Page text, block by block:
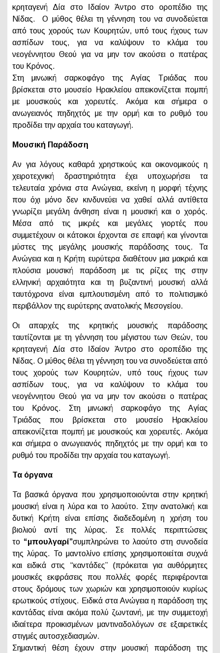
κρηταγενή Δία στο Ιδαίον Άντρο στο οροπέδιο της
Νίδας. Ο μύθος θέλει τη γέννηση του να συνοδεύεται
από τους χορούς των Κουρητών, υπό τους ήχους των
ασπίδων τους, για να καλύψουν το κλάμα του
νεογέννητου Θεού για να μην τον ακούσει ο πατέρας
του Κρόνος.
Στη μινωική σαρκοφάγο της Αγίας Τριάδας που
βρίσκεται στο μουσείο Ηρακλείου απεικονίζεται πομπή
με μουσικούς και χορευτές. Ακόμα και σήμερα ο
ανωγειανός πηδηχτός με την ορμή και το ρυθμό του
προδίδει την αρχαία του καταγωγή.
Μουσική Παράδοση
Αν για λόγους καθαρά χρηστικούς και οικονομικούς η
χειροτεχνική δραστηριότητα έχει υποχωρήσει τα
τελευταία χρόνια στα Ανώγεια, εκείνη η μορφή τέχνης
που όχι μόνο δεν κινδυνεύει να χαθεί αλλά αντίθετα
γνωρίζει μεγάλη άνθηση είναι η μουσική και ο χορός.
Μέσα από τις μικρές και μεγάλες γιορτές που
συμμετέχουν οι κάτοικοι έρχονται σε επαφή και γίνονται
μύστες της μεγάλης μουσικής παράδοσης τους. Τα
Ανώγεια και η Κρήτη ευρύτερα διαθέτουν μια μακριά και
πλούσια μουσική παράδοση με τις ρίζες της στην
ελληνική αρχαιότητα και τη βυζαντινή μουσική αλλά
ταυτόχρονα είναι εμπλουτισμένη από το πολιτισμικό
περιβάλλον της ευρύτερης ανατολικής Μεσογείου.
Οι απαρχές της κρητικής μουσικής παράδοσης
ταυτίζονται με τη γέννηση του μέγιστου των Θεών, του
κρηταγενή Δία στο Ιδαίον Άντρο στο οροπέδιο της
Νίδας. Ο μύθος θέλει τη γέννηση του να συνοδεύεται από
τους χορούς των Κουρητών, υπό τους ήχους των
ασπίδων τους, για να καλύψουν το κλάμα του
νεογέννητου Θεού για να μην τον ακούσει ο πατέρας
του Κρόνος. Στη μινωική σαρκοφάγο της Αγίας
Τριάδας που βρίσκεται στο μουσείο Ηρακλείου
απεικονίζεται πομπή με μουσικούς και χορευτές. Ακόμα
και σήμερα ο ανωγειανός πηδηχτός με την ορμή και το
ρυθμό του προδίδει την αρχαία του καταγωγή.
Τα όργανα
Τα βασικά όργανα που χρησιμοποιούνται στην κρητική
μουσική είναι η λύρα και το λαούτο. Στην ανατολική και
δυτική Κρήτη είναι επίσης διαδεδομένη η χρήση του
βιολιού αντί της λύρας. Σε πολλές περιπτώσεις
το “μπουλγαρί”συμπληρώνει το λαούτο στη συνοδεία
της λύρας. To μαντολίνο επίσης χρησιμοποιείται συχνά
και ειδικά στις “καντάδες” (πρόκειται για αυθόρμητες
μουσικές εκφράσεις που πολλές φορές περιφέρονται
στους δρόμους των χωριών και χρησιμοποιούν κυρίως
ερωτικούς στίχους. Ειδικά στα Ανώγεια η παράδοση της
καντάδας είναι ακόμα πολύ ζωντανή, με την συμμετοχή
ιδιαίτερα προικισμένων μαντιναδολόγων σε εξαιρετικές
στιγμές αυτοσχεδιασμών.
Σημαντική θέση έχουν στην μουσική παράδοση της